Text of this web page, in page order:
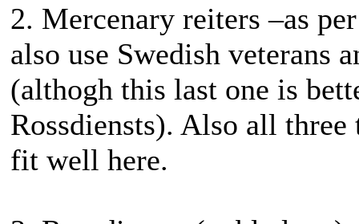
2. Mercenary reiters –as
also use Swedish veterans
(althogh this last one is
Rossdiensts). Also all
fit well here.